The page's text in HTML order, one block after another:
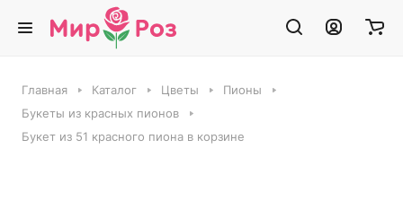
Главная Каталог Цветы
Пионы
Букеты из красных пионов
Букет из 51 красного пиона в корзине